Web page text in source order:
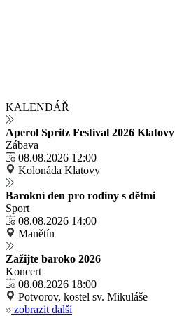
KALENDÁŘ
Aperol Spritz Festival 2026 Klatovy
Zábava
08.08.2026 12:00
Kolonáda Klatovy
Barokní den pro rodiny s dětmi
Sport
08.08.2026 14:00
Manětín
Zažijte baroko 2026
Koncert
08.08.2026 18:00
Potvorov, kostel sv. Mikuláše
zobrazit další